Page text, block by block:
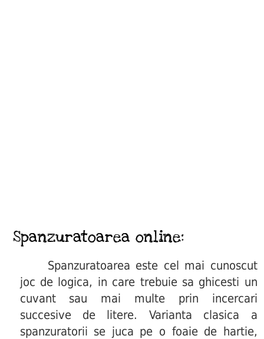
Spanzuratoarea online:
Spanzuratoarea este cel mai cunoscut
joc de logica, in care trebuie sa ghicesti un
cuvant sau mai multe prin incercari
succesive de litere. Varianta clasica a
spanzuratorii se juca pe o foaie de hartie,